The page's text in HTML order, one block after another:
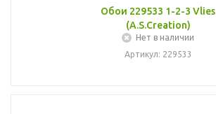
Обои 229533 1-2-3 Vlies
(A.S.Creation)
Нет в наличии
Артикул: 229533